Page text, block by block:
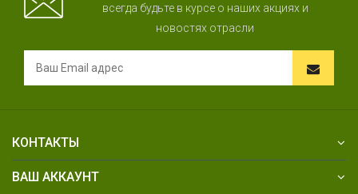
всегда будьте в курсе о наших акциях и
новостях отрасли
КОНТАКТЫ
ВАШ АККАУНТ